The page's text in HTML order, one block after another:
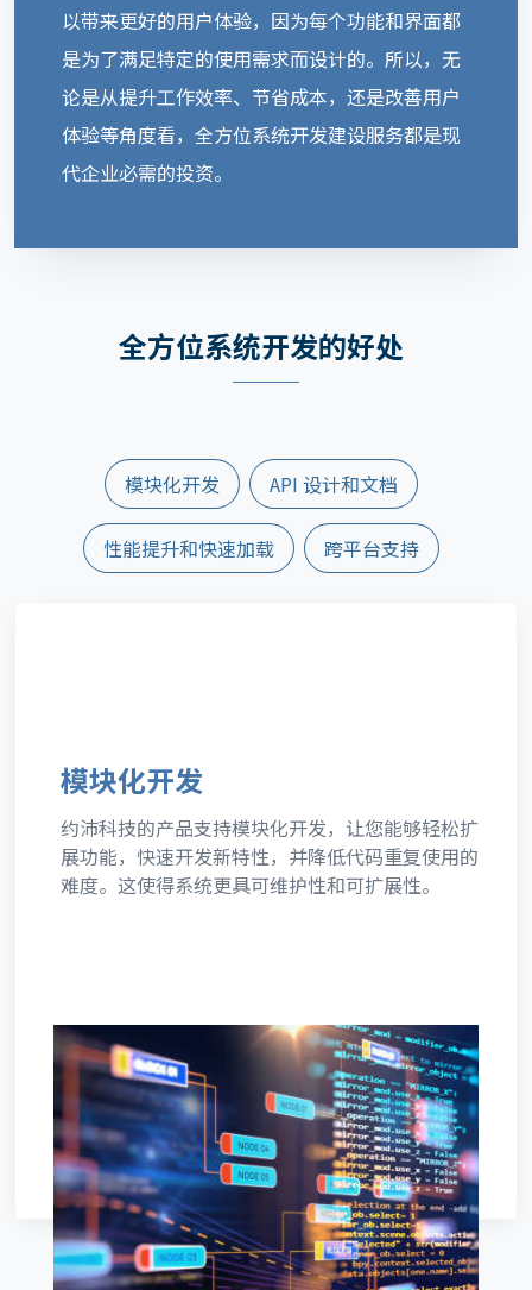
以带来更好的用户体验，因为每个功能和界面都
是为了满足特定的使用需求而设计的。所以，无
论是从提升工作效率、节省成本，还是改善用户
体验等角度看，全方位系统开发建设服务都是现
代企业必需的投资。
全方位系统开发的好处
模块化开发 API 设计和文档
性能提升和快速加载 跨平台支持
模块化开发
约沛科技的产品支持模块化开发，让您能够轻松扩
展功能，快速开发新特性，并降低代码重复使用的
难度。这使得系统更具可维护性和可扩展性。